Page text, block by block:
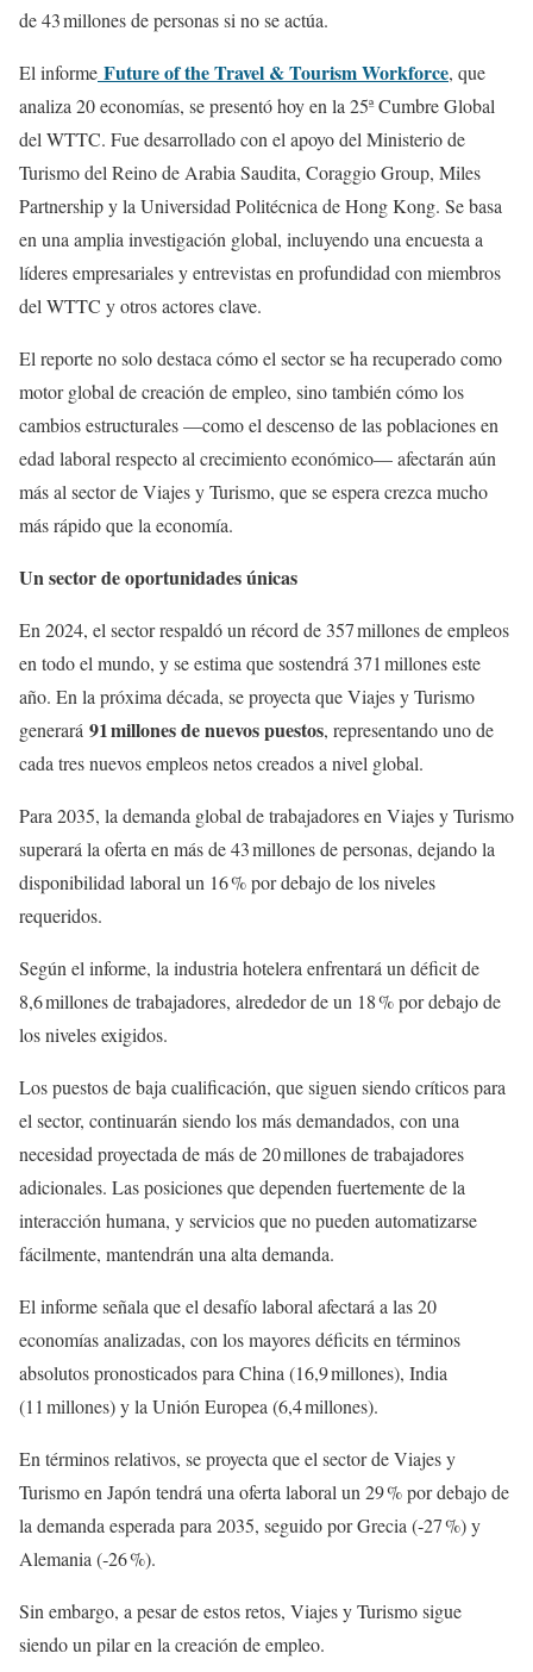
de 43 millones de personas si no se actúa.
El informe Future of the Travel & Tourism Workforce, que
analiza 20 economías, se presentó hoy en la 25ª Cumbre Global
del WTTC. Fue desarrollado con el apoyo del Ministerio de
Turismo del Reino de Arabia Saudita, Coraggio Group, Miles
Partnership y la Universidad Politécnica de Hong Kong. Se basa
en una amplia investigación global, incluyendo una encuesta a
líderes empresariales y entrevistas en profundidad con miembros
del WTTC y otros actores clave.
El reporte no solo destaca cómo el sector se ha recuperado como
motor global de creación de empleo, sino también cómo los
cambios estructurales —como el descenso de las poblaciones en
edad laboral respecto al crecimiento económico— afectarán aún
más al sector de Viajes y Turismo, que se espera crezca mucho
más rápido que la economía.
Un sector de oportunidades únicas
En 2024, el sector respaldó un récord de 357 millones de empleos
en todo el mundo, y se estima que sostendrá 371 millones este
año. En la próxima década, se proyecta que Viajes y Turismo
generará 91millones de nuevos puestos, representando uno de
cada tres nuevos empleos netos creados a nivel global.
Para 2035, la demanda global de trabajadores en Viajes y Turismo
superará la oferta en más de 43 millones de personas, dejando la
disponibilidad laboral un 16 % por debajo de los niveles
requeridos.
Según el informe, la industria hotelera enfrentará un déficit de
8,6 millones de trabajadores, alrededor de un 18 % por debajo de
los niveles exigidos.
Los puestos de baja cualificación, que siguen siendo críticos para
el sector, continuarán siendo los más demandados, con una
necesidad proyectada de más de 20 millones de trabajadores
adicionales. Las posiciones que dependen fuertemente de la
interacción humana, y servicios que no pueden automatizarse
fácilmente, mantendrán una alta demanda.
El informe señala que el desafío laboral afectará a las 20
economías analizadas, con los mayores déficits en términos
absolutos pronosticados para China (16,9 millones), India
(11 millones) y la Unión Europea (6,4 millones).
En términos relativos, se proyecta que el sector de Viajes y
Turismo en Japón tendrá una oferta laboral un 29 % por debajo de
la demanda esperada para 2035, seguido por Grecia (‑27 %) y
Alemania (‑26 %).
Sin embargo, a pesar de estos retos, Viajes y Turismo sigue
siendo un pilar en la creación de empleo.